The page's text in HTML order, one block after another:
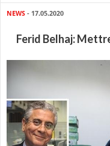
NEWS - 17.05.2020
Ferid Belhaj: